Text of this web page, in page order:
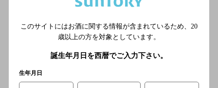
センター行｣に乗車｡乗車時間
車｡料金130円程度｡／■熊本イ
ンター～ 乗車時間約20分｡
国道57号線(東バイパス)を｢熊
このサイトにはお酒に関する情報が含まれているため、 20
歳以上の方を対象としています。
誕生年月日を西暦でご入力下さい。
生年月日